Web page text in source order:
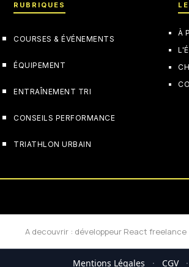
RUBRIQUES
COURSES & ÉVÉNEMENTS
ÉQUIPEMENT
ENTRAÎNEMENT TRI
CONSEILS PERFORMANCE
TRIATHLON URBAIN
À
A decouvrir : développeur React freelance
Mentions Légales · CGV ·